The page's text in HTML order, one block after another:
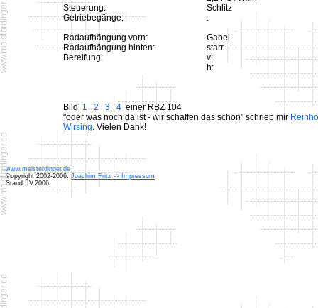
Steuerung:
Schlitz
Getriebegänge:
.
Radaufhängung vorn:
Gabel
Radaufhängung hinten:
starr
Bereifung:
v:
h:
Bild 1 2 3 4 einer RBZ 104
"oder was noch da ist - wir schaffen das schon" schrieb mir
Wirsing. Vielen Dank!
www.meisterdinger.de
©opyright 2002-2006: Joachim Fritz -> Impressum
Stand: IV.2006